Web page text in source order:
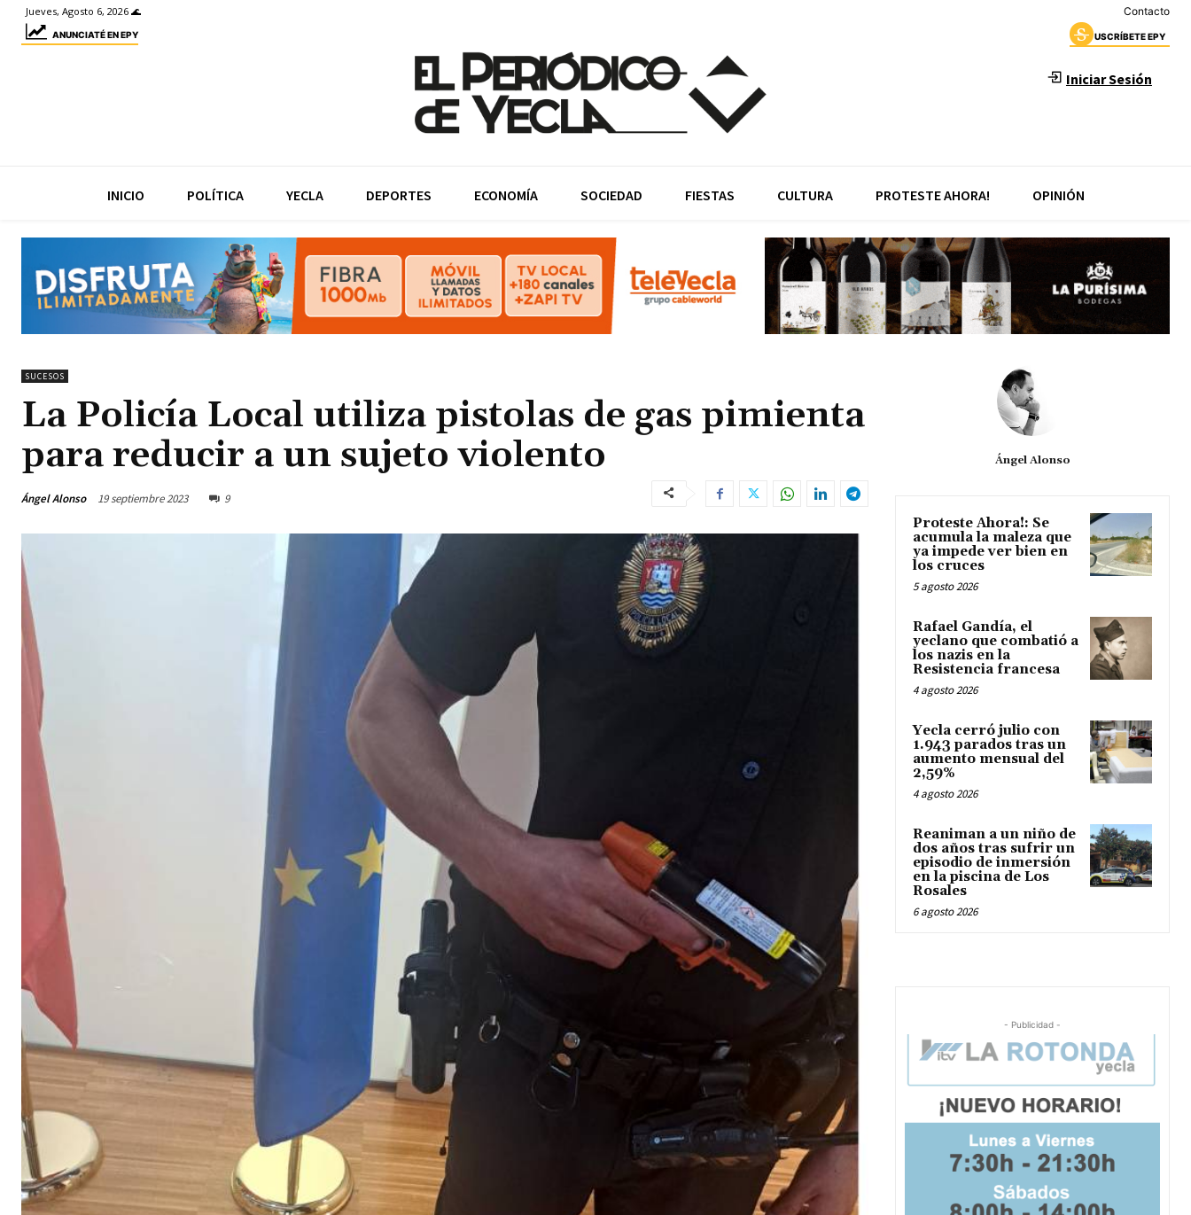
Jueves, Agosto 6, 2026 🌊 Contacto
ANUNCIATÉ EN EPY USCRÍBETE EPY
Iniciar Sesión
INICIO POLÍTICA YECLA DEPORTES ECONOMÍA SOCIEDAD FIESTAS CULTURA PROTESTE AHORA! OPINIÓN
SUCESOS
La Policía Local utiliza pistolas de gas pimienta
para reducir a un sujeto violento
Ángel Alonso 19 septiembre 2023 9
Ángel Alonso
Proteste Ahora!: Se
acumula la maleza que
ya impede ver bien en
los cruces
5 agosto 2026
Rafael Gandía, el
yeclano que combatió a
los nazis en la
Resistencia francesa
4 agosto 2026
Yecla cerró julio con
1.943 parados tras un
aumento mensual del
2,59%
4 agosto 2026
Reaniman a un niño de
dos años tras sufrir un
episodio de inmersión
en la piscina de Los
Rosales
6 agosto 2026
- Publicidad -